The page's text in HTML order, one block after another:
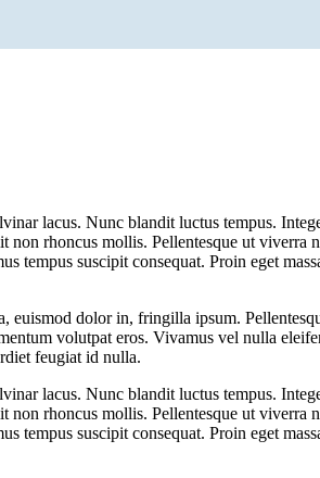
lacus. Nunc blandit luctus tempus.
rhoncus mollis. Pellentesque ut viverra
suscipit consequat. Proin eget
dolor in, fringilla ipsum.
volutpat eros. Vivamus vel nulla
feugiat id nulla.
lacus. Nunc blandit luctus tempus.
rhoncus mollis. Pellentesque ut viverra
suscipit consequat. Proin eget